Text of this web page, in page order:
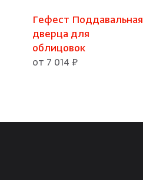
Гефест Поддавальная
дверца для
облицовок
от 7 014 ₽